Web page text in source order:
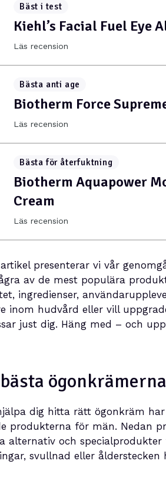
Bäst i test
Kiehl’s Facial Fuel Eye
Läs recension
Bästa anti age
Biotherm Force
Läs recension
Bästa för återfuktning
Biotherm Aquapower
Cream
Läs recension
presenterar vi vår
av de mest populära
ingredienser,
inom hudvård eller vill
just dig. Häng med – och
dig hitta rätt ögonkräm
produkterna för män. Nedan
alternativ och
svullnad eller